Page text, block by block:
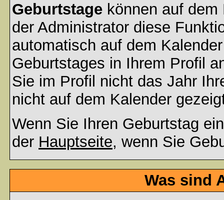
Geburtstage können auf
der Administrator diese
automatisch auf dem
Geburtstages in Ihrem Profil
Sie im Profil nicht das Jahr
nicht auf dem Kalender
Wenn Sie Ihren Geburtstag
der Hauptseite, wenn Sie
Was sind